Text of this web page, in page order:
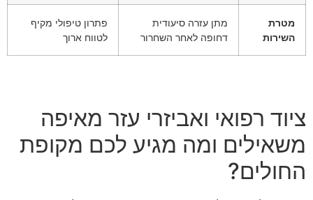
מטרת
השירות
מתן עזרה סיעודית
דחופה לאחר השחרור
פתרון טיפולי מקיף
לטווח ארוך
ציוד רפואי ואביזרי עזר מאיפה
משאילים ומה מגיע לכם מקופת
החולים?